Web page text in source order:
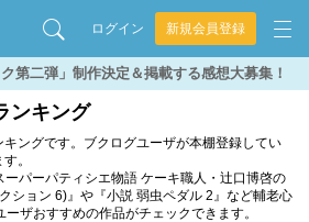
ログイン 新規会員登録
ク第二弾」制作決定＆掲載する感想大募集！
ンキング
ングです。ブクログユーザが本棚登録してい
。
ーパーパティシエ物語 ケーキ職人・辻口博啓の
ション 6)』や『小説 弱虫ペダル 2』など輔老心
ザおすすめの作品がチェックできます。